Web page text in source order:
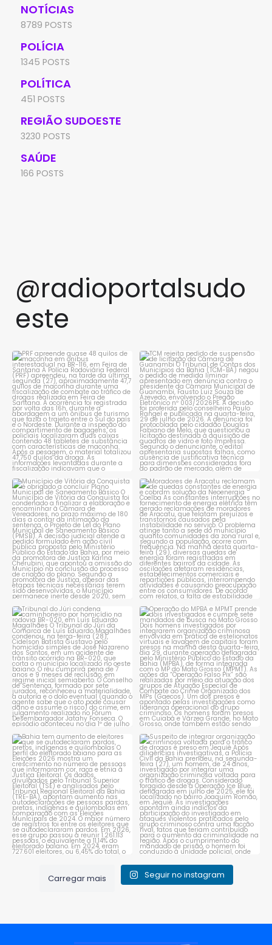
NOTÍCIAS
8789 POSTS
POLÍCIA
1345 POSTS
POLÍTICA
451 POSTS
REGIÃO SUDOESTE
3230 POSTS
SAÚDE
166 POSTS
@radioportalsudo
este
PRF apreende quase 48 quilos
de maconha em ônibus...
1 0
TCM rejeita pedido de
suspensão de licitação da...
1 0
Município de Vitória da
Conquista é obrigado a...
1 0
Moradores de Aracatu
reclamam de quedas
constantes ...
1 0
Tribunal do Júri condena
caminhoneiro por...
1 0
Operação do MPBA e MPMT
prende dois investigados e...
1 0
Bahia tem aumento de eleitores
que se autodeclaram...
1 0
Suspeito de integrar
organização criminosa
voltada...
1 0
Carregar mais Seguir no instagram